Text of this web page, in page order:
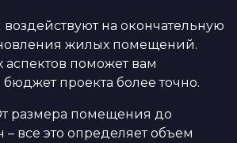
на окончательную
жилых помещений.
поможет вам
проекта более точно.
размера помещения до
– все это определяет объем